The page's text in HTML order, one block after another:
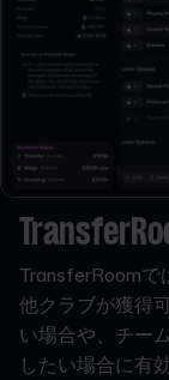
TransferRoomで
他クラブが獲得
い場合や、チー
したい場合に有